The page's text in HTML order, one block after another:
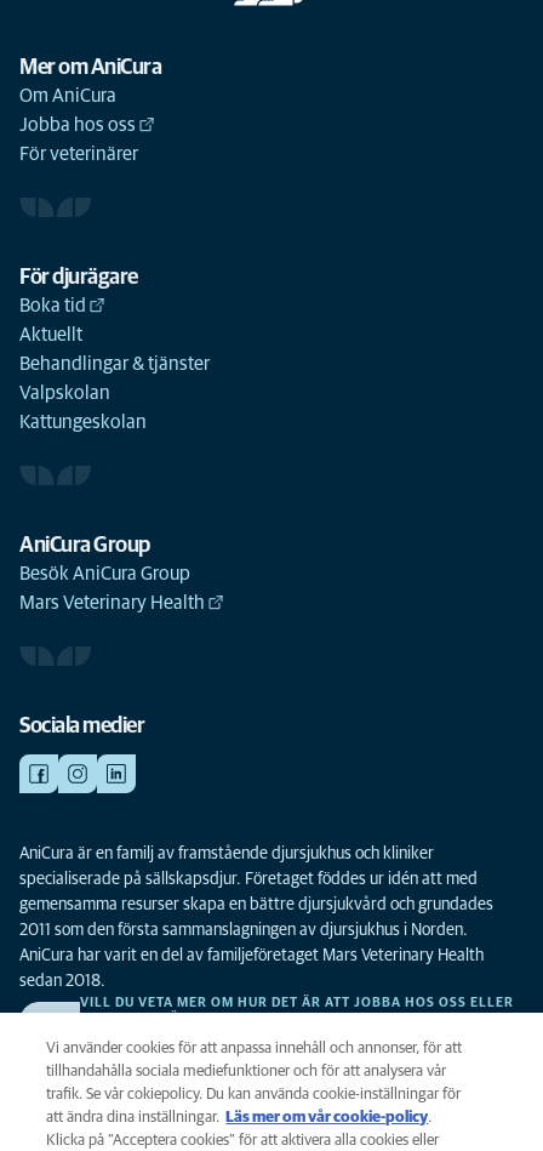
Mer om AniCura
Om AniCura
Jobba hos oss
För veterinärer
För djurägare
Boka tid
Aktuellt
Behandlingar & tjänster
Valpskolan
Kattungeskolan
AniCura Group
Besök AniCura Group
Mars Veterinary Health
Sociala medier
AniCura är en familj av framstående djursjukhus och kliniker
specialiserade på sällskapsdjur. Företaget föddes ur idén att med
gemensamma resurser skapa en bättre djursjukvård och grundades
2011 som den första sammanslagningen av djursjukhus i Norden.
AniCura har varit en del av familjeföretaget Mars Veterinary Health
sedan 2018.
VILL DU VETA MER OM HUR DET ÄR ATT JOBBA HOS OSS ELLER
Integritet
Vi använder cookies för att anpassa innehåll och annonser, för att
tillhandahålla sociala mediefunktioner och för att analysera vår
trafik. Se vår cokiepolicy. Du kan använda cookie-inställningar för
att ändra dina inställningar.
Läs mer om vår cookie-policy(opens in a
new tab)
.
Klicka på ”Acceptera cookies” för att aktivera alla cookies eller